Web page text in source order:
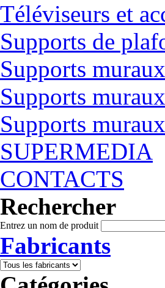
Téléviseurs et
Supports de
Supports muraux
Supports
Supports
SUPERMEDIA
CONTACTS
Rechercher
Entrez un nom de produit
Fabricants